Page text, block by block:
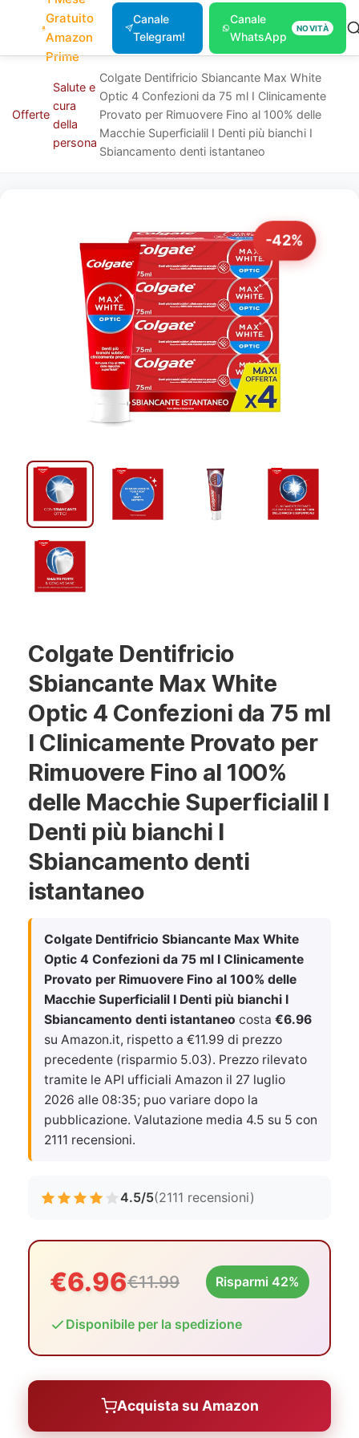
Gratuito
Amazon
Prime
Canale
Telegram!
Canale
WhatsApp
NOVITÀ
Offerte
Salute e
cura
della
persona
Colgate Dentifricio Sbiancante Max White
Optic 4 Confezioni da 75 ml I Clinicamente
Provato per Rimuovere Fino al 100% delle
Macchie Superficialil I Denti più bianchi I
Sbiancamento denti istantaneo
-42%
Colgate Dentifricio
Sbiancante Max White
Optic 4 Confezioni da 75 ml
I Clinicamente Provato per
Rimuovere Fino al 100%
delle Macchie Superficialil I
Denti più bianchi I
Sbiancamento denti
istantaneo
Colgate Dentifricio Sbiancante Max White
Optic 4 Confezioni da 75 ml I Clinicamente
Provato per Rimuovere Fino al 100% delle
Macchie Superficialil I Denti più bianchi I
Sbiancamento denti istantaneo costa €6.96
su Amazon.it, rispetto a €11.99 di prezzo
precedente (risparmio 5.03). Prezzo rilevato
tramite le API ufficiali Amazon il 27 luglio
2026 alle 08:35; puo variare dopo la
pubblicazione. Valutazione media 4.5 su 5 con
2111 recensioni.
4.5/5(2111 recensioni)
€6.96€11.99 Risparmi 42%
Disponibile per la spedizione
Acquista su Amazon